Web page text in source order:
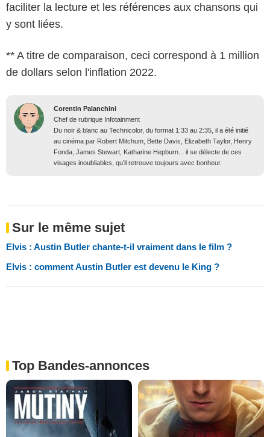
faciliter la lecture et les références aux chansons qui
y sont liées.
** A titre de comparaison, ceci correspond à 1 million
de dollars selon l'inflation 2022.
Corentin Palanchini
Chef de rubrique Infotainment
Du noir & blanc au Technicolor, du format 1:33 au 2:35, il a été initié
au cinéma par Robert Mitchum, Bette Davis, Elizabeth Taylor, Henry
Fonda, James Stewart, Katharine Hepburn... il se délecte de ces
visages inoubliables, qu’il retrouve toujours avec bonheur.
Sur le même sujet
Elvis : Austin Butler chante-t-il vraiment dans le film ?
Elvis : comment Austin Butler est devenu le King ?
Top Bandes-annonces